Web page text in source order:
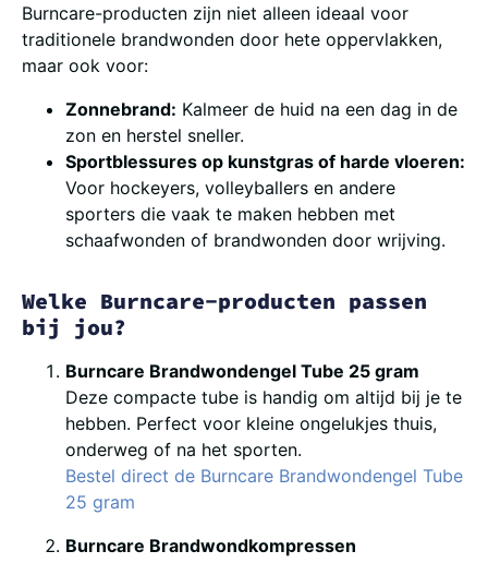
Burncare-producten zijn niet alleen ideaal voor
traditionele brandwonden door hete oppervlakken,
maar ook voor:
Zonnebrand: Kalmeer de huid na een dag in de
zon en herstel sneller.
Sportblessures op kunstgras of harde vloeren:
Voor hockeyers, volleyballers en andere
sporters die vaak te maken hebben met
schaafwonden of brandwonden door wrijving.
Welke Burncare-producten passen
bij jou?
Burncare Brandwondengel Tube 25 gram
Deze compacte tube is handig om altijd bij je te
hebben. Perfect voor kleine ongelukjes thuis,
onderweg of na het sporten.
Bestel direct de Burncare Brandwondengel Tube
25 gram
Burncare Brandwondkompressen